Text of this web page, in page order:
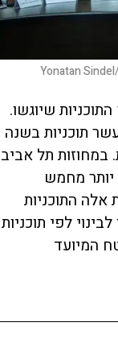
Yonatan
שיוגשו.
תוכניות בשנה
במחוזות תל אביב
יותר מחמש
אלה התוכניות
לפי תוכניות
המיועד